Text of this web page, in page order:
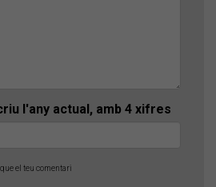
l'any actual, amb 4 xifres
el teu comentari